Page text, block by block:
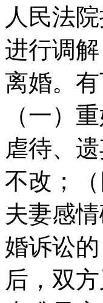
人民法
进行调
离婚。
（一）
虐待、
不改；
夫妻感
婚诉讼
后，双